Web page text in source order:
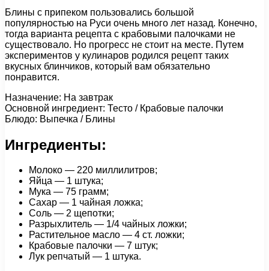
Блины с припеком пользовались большой
популярностью на Руси очень много лет назад. Конечно,
тогда варианта рецепта с крабовыми палочками не
существовало. Но прогресс не стоит на месте. Путем
экспериментов у кулинаров родился рецепт таких
вкусных блинчиков, который вам обязательно
понравится.
Назначение: На завтрак
Основной ингредиент: Тесто / Крабовые палочки
Блюдо: Выпечка / Блины
Ингредиенты:
Молоко — 220 миллилитров;
Яйца — 1 штука;
Мука — 75 грамм;
Сахар — 1 чайная ложка;
Соль — 2 щепотки;
Разрыхлитель — 1/4 чайных ложки;
Растительное масло — 4 ст. ложки;
Крабовые палочки — 7 штук;
Лук репчатый — 1 штука.